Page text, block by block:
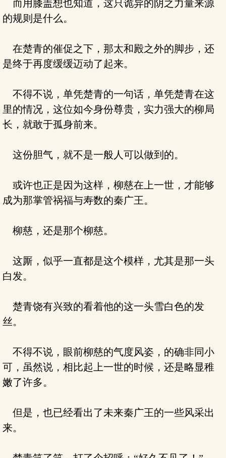
而用膝盖想也知道，这只诡异的阴之力量来源
的规则是什么。
在楚青的催促之下，那太和殿之外的脚步，还
是终于再度缓缓迈动了起来。
不得不说，单凭楚青的一句话，单凭楚青在这
里的情况，这位如今身份尊贵，实力强大的柳局
长，就敢于孤身前来。
这份胆气，就不是一般人可以做到的。
或许也正是因为这样，柳慈在上一世，才能够
成为那掌管祸福与寿数的秦广王。
柳慈，还是那个柳慈。
这厮，似乎一直都是这个模样，尤其是那一头
白发。
楚青饶有兴致的看着他的这一头雪白色的发
丝。
不得不说，眼前柳慈的气度风姿，的确非同小
可，虽然说，相比起上一世的时候，还是略显稚
嫩了许多。
但是，也已经看出了未来秦广王的一些风采出
来。